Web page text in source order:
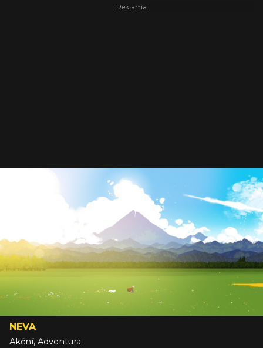
NEVA
Akční, Adventura